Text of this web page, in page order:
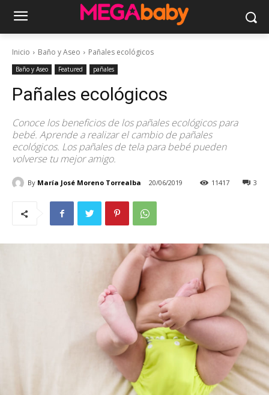
Inicio Baño y Aseo Pañales ecológicos
Baño y Aseo Featured pañales
Pañales ecológicos
Conoce los beneficios de los pañales ecológicos para
bebé. Aprende a realizar el cambio de pañales
ecológicos. Los pañales de tela para bebé pueden
volverse tu mejor amigo.
By María José Moreno Torrealba 20/06/2019 3
11417